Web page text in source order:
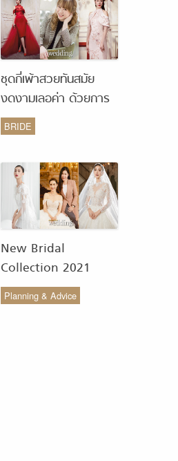
ชุดกี่เพ้าสวยทันสมัย
งดงามเลอค่า ด้วยการ
รังสรรค์จากห้องเสื้อ
Monique Wedding
BRIDE
New Bridal
Collection 2021
from COCO CHIC
สวย เรียบง่าย สไตล์มินิ
Planning & Advice